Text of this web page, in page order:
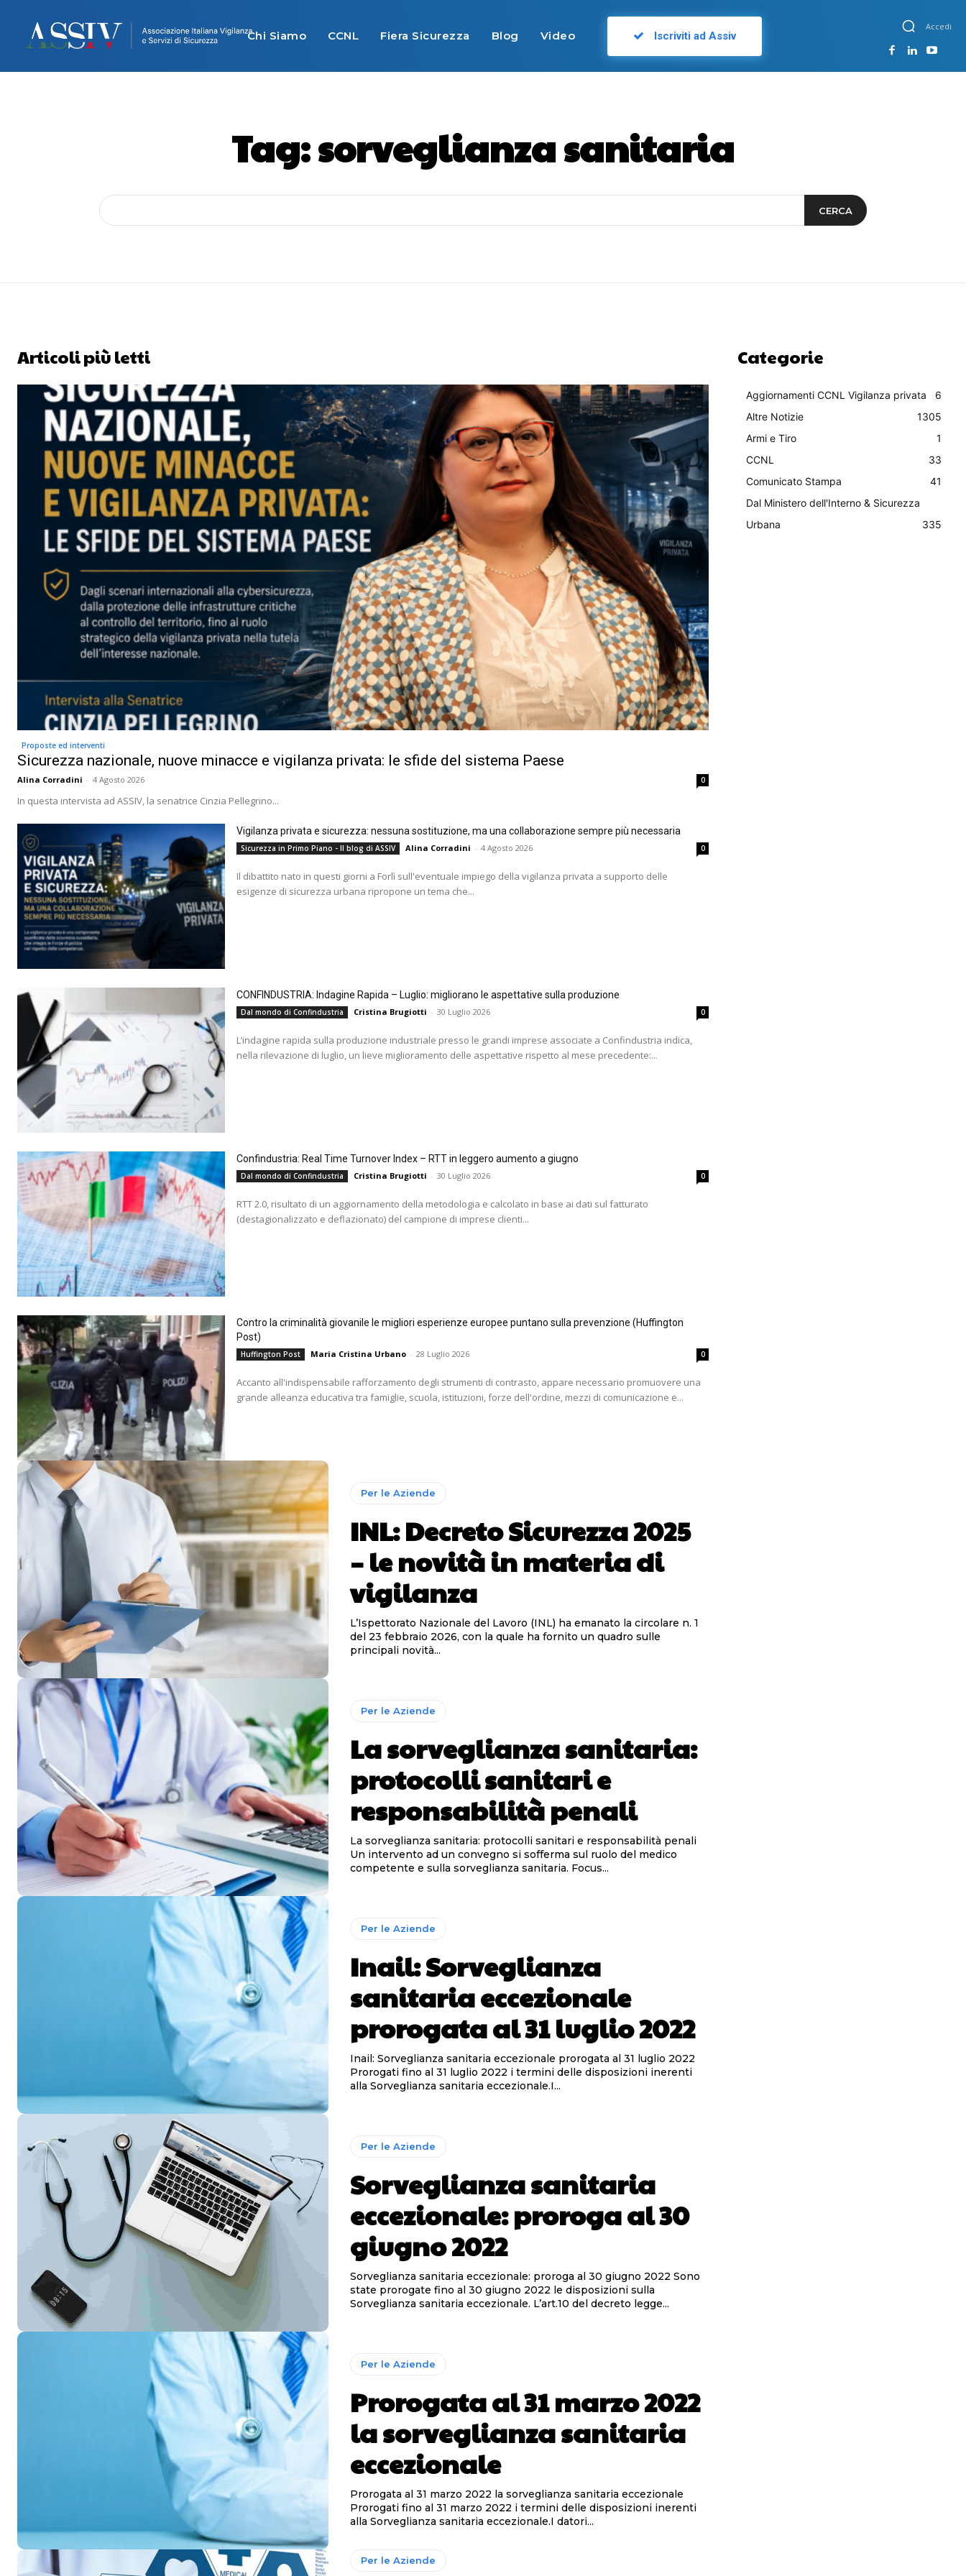
Chi Siamo CCNL Fiera Sicurezza Blog Video Iscriviti ad Assiv
Accedi
Tag:sorveglianza sanitaria
CERCA
Articoli più letti
Proposte ed interventi
Sicurezza nazionale, nuove minacce e vigilanza privata: le sfide del sistema Paese
Alina Corradini - 4 Agosto 2026 0
In questa intervista ad ASSIV, la senatrice Cinzia Pellegrino...
Vigilanza privata e sicurezza: nessuna sostituzione, ma una collaborazione sempre più necessaria
Sicurezza in Primo Piano - Il blog di ASSIV Alina Corradini - 4 Agosto 2026 0
Il dibattito nato in questi giorni a Forlì sull'eventuale impiego della vigilanza privata a supporto delle
esigenze di sicurezza urbana ripropone un tema che...
CONFINDUSTRIA: Indagine Rapida – Luglio: migliorano le aspettative sulla produzione
Dal mondo di Confindustria Cristina Brugiotti - 30 Luglio 2026 0
L’indagine rapida sulla produzione industriale presso le grandi imprese associate a Confindustria indica,
nella rilevazione di luglio, un lieve miglioramento delle aspettative rispetto al mese precedente:...
Confindustria: Real Time Turnover Index – RTT in leggero aumento a giugno
Dal mondo di Confindustria Cristina Brugiotti - 30 Luglio 2026 0
RTT 2.0, risultato di un aggiornamento della metodologia e calcolato in base ai dati sul fatturato
(destagionalizzato e deflazionato) del campione di imprese clienti...
Contro la criminalità giovanile le migliori esperienze europee puntano sulla prevenzione (Huffington
Post)
Huffington Post Maria Cristina Urbano - 28 Luglio 2026 0
Accanto all'indispensabile rafforzamento degli strumenti di contrasto, appare necessario promuovere una
grande alleanza educativa tra famiglie, scuola, istituzioni, forze dell'ordine, mezzi di comunicazione e...
Per le Aziende
INL: Decreto Sicurezza 2025
– le novità in materia di
vigilanza
L’Ispettorato Nazionale del Lavoro (INL) ha emanato la circolare n. 1
del 23 febbraio 2026, con la quale ha fornito un quadro sulle
principali novità...
Per le Aziende
La sorveglianza sanitaria:
protocolli sanitari e
responsabilità penali
La sorveglianza sanitaria: protocolli sanitari e responsabilità penali
Un intervento ad un convegno si sofferma sul ruolo del medico
competente e sulla sorveglianza sanitaria. Focus...
Per le Aziende
Inail: Sorveglianza
sanitaria eccezionale
prorogata al 31 luglio 2022
Inail: Sorveglianza sanitaria eccezionale prorogata al 31 luglio 2022
Prorogati fino al 31 luglio 2022 i termini delle disposizioni inerenti
alla Sorveglianza sanitaria eccezionale.I...
Per le Aziende
Sorveglianza sanitaria
eccezionale: proroga al 30
giugno 2022
Sorveglianza sanitaria eccezionale: proroga al 30 giugno 2022 Sono
state prorogate fino al 30 giugno 2022 le disposizioni sulla
Sorveglianza sanitaria eccezionale. L’art.10 del decreto legge...
Per le Aziende
Prorogata al 31 marzo 2022
la sorveglianza sanitaria
eccezionale
Prorogata al 31 marzo 2022 la sorveglianza sanitaria eccezionale
Prorogati fino al 31 marzo 2022 i termini delle disposizioni inerenti
alla Sorveglianza sanitaria eccezionale.I datori...
Per le Aziende
Categorie
Aggiornamenti CCNL Vigilanza privata
6
Altre Notizie
1305
Armi e Tiro
1
CCNL
33
Comunicato Stampa
41
Dal Ministero dell'Interno & Sicurezza
Urbana
335